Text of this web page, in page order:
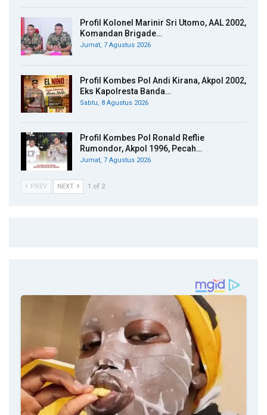
Profil Kolonel Marinir Sri Utomo, AAL 2002,
Komandan Brigade…
Jumat, 7 Agustus 2026
Profil Kombes Pol Andi Kirana, Akpol 2002,
Eks Kapolresta Banda…
Sabtu, 8 Agustus 2026
Profil Kombes Pol Ronald Reflie
Rumondor, Akpol 1996, Pecah…
Jumat, 7 Agustus 2026
PREV NEXT 1 of 2